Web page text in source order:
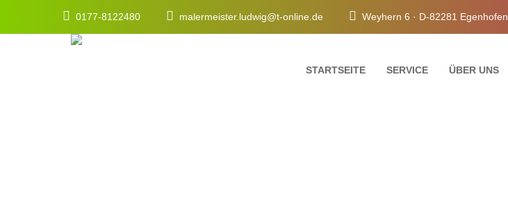
0177-8122480 malermeister.ludwig@t-online.de Weyhern 6 · D-82281 Egenhofen
STARTSEITE SERVICE ÜBER UNS